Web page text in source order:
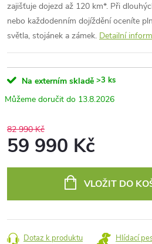
zajišťuje dojezd až 120 km*. Při
nebo každodenním dojíždění oceníte
světla, stojánek a zámek. Detailní
Na externím skladě >3 ks
13.8.2026
82 990 Kč
59 990 Kč
VLOŽIT DO
Dotaz k produktu Hlídací